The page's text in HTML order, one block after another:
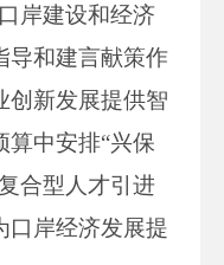
岸建设和经济
导和建言献策作
创新发展提供智
算中安排“兴保
合型人才引进
口岸经济发展提